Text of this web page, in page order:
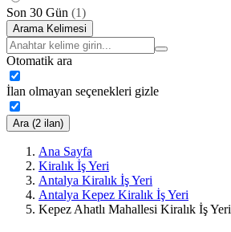
Son 30 Gün (1)
Arama Kelimesi
Otomatik ara
İlan olmayan seçenekleri gizle
Ara (2 ilan)
Ana Sayfa
Kiralık İş Yeri
Antalya Kiralık İş Yeri
Antalya Kepez Kiralık İş Yeri
Kepez Ahatlı Mahallesi Kiralık İş Yeri